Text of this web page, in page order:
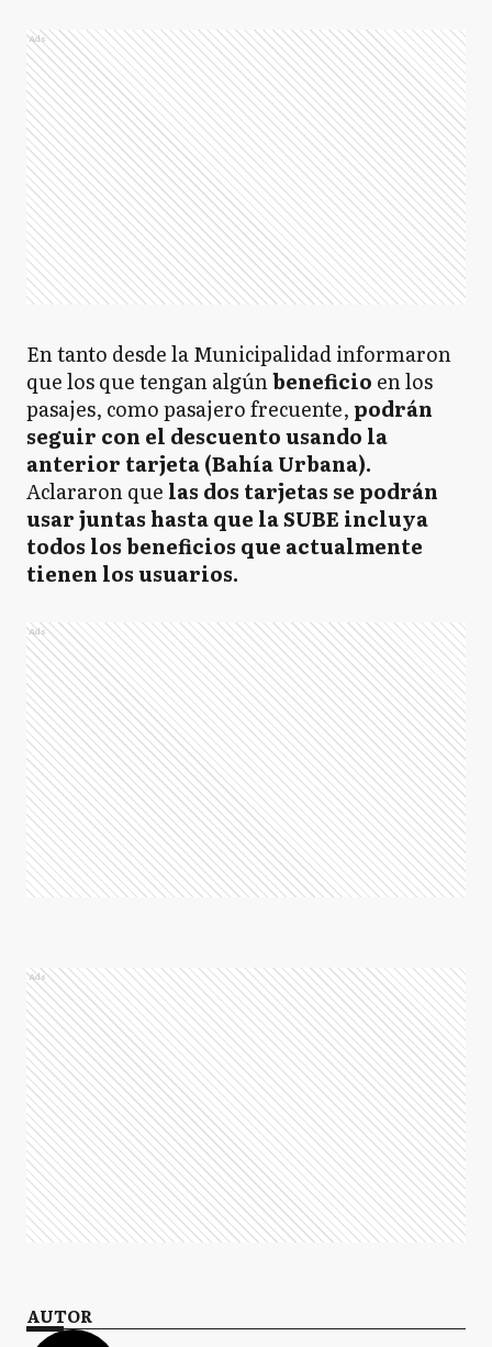
Ads
En tanto desde la Municipalidad informaron
que los que tengan algúnbeneficio en los
pasajes, como pasajero frecuente, podrán
seguir con el descuento usando la
anterior tarjeta (Bahía Urbana).
Aclararon que las dos tarjetas se podrán
usar juntas hasta que la SUBE incluya
todos los beneficios que actualmente
tienen los usuarios.
Ads
Ads
AUTOR